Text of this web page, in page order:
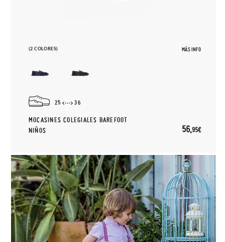
(2 COLORES) MÁS INFO
25 36
MOCASINES COLEGIALES BAREFOOT
NIÑOS
56,95€